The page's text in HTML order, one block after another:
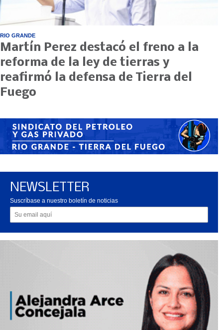
RIO GRANDE
Martín Perez destacó el freno a la
reforma de la ley de tierras y
reafirmó la defensa de Tierra del
Fuego
NEWSLETTER
Suscríbase a nuestro boletín de noticias